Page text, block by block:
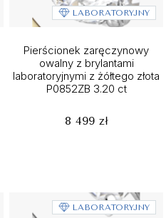
LABORATORYJNY
Pierścionek zaręczynowy
owalny z brylantami
laboratoryjnymi z żółtego złota
P0852ZB 3.20 ct
8 499 zł
LABORATORYJNY